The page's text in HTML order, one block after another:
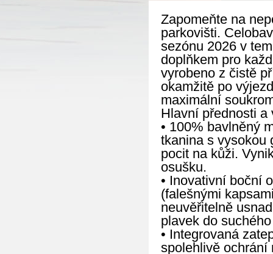
Zapomeňte na
parkovišti.
sezónu 2026 v
doplňkem pro
vyrobeno z čistě
okamžitě po
maximální
Hlavní přednosti a
• 100% bavlněný
tkanina s vysokou
pocit na kůži.
osušku.
• Inovativní boční
(falešnými
neuvěřitelně
plavek do
• Integrovaná
spolehlivě ochrání